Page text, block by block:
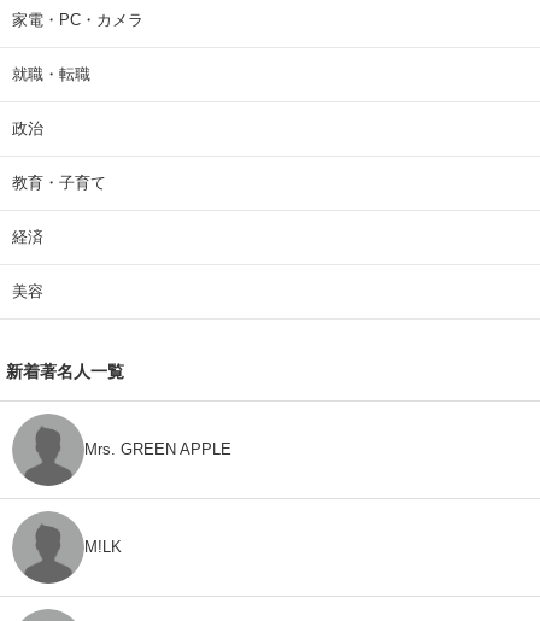
家電・PC・カメラ
就職・転職
政治
教育・子育て
経済
美容
新着著名人一覧
Mrs. GREEN APPLE
M!LK